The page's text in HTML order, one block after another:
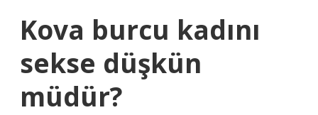
Kova burcu kadını
sekse düşkün
müdür?